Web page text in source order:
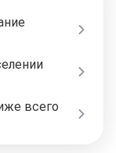
всего